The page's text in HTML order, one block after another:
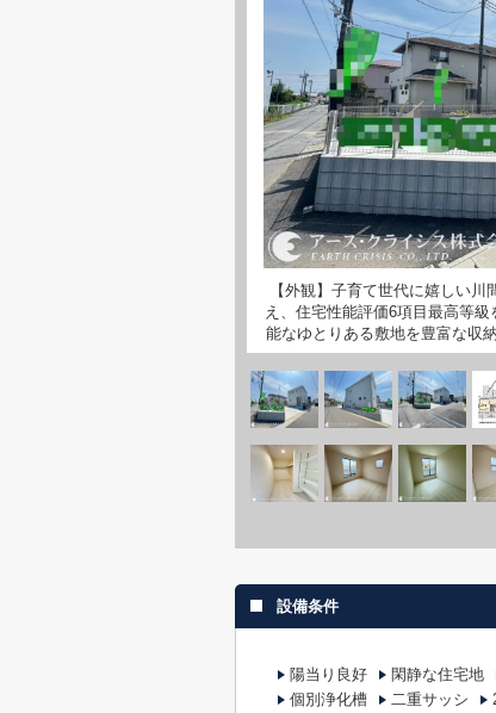
【外観】子育て世代に嬉しい
え、住宅性能評価6項目最高等
能なゆとりある敷地を豊富な収
設備条件
陽当り良好 閑静な住宅地
個別浄化槽
二重サッシ